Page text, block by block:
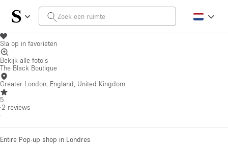
Sla op in favorieten
Bekijk alle foto's
The Black Boutique
Greater London, England, United Kingdom
5
·2 reviews
·
Entire Pop-up shop in Londres